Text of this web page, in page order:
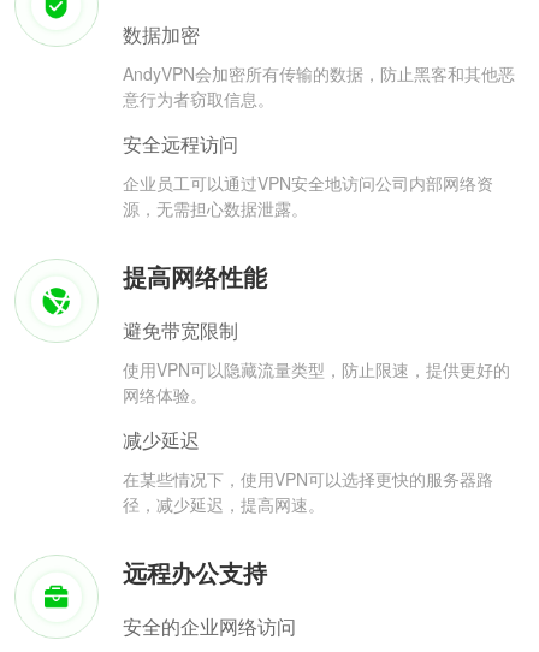
数据加密
AndyVPN会加密所有传输的数据，防止黑客和其他恶
意行为者窃取信息。
安全远程访问
企业员工可以通过VPN安全地访问公司内部网络资
源，无需担心数据泄露。
提高网络性能
避免带宽限制
使用VPN可以隐藏流量类型，防止限速，提供更好的
网络体验。
减少延迟
在某些情况下，使用VPN可以选择更快的服务器路
径，减少延迟，提高网速。
远程办公支持
安全的企业网络访问